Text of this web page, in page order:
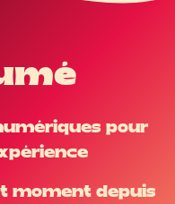
pour
moment depuis